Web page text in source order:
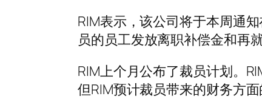
RIM表示，该公司将于本周通
员的员工发放离职补偿金和再就
RIM上个月公布了裁员计划。
但RIM预计裁员带来的财务方